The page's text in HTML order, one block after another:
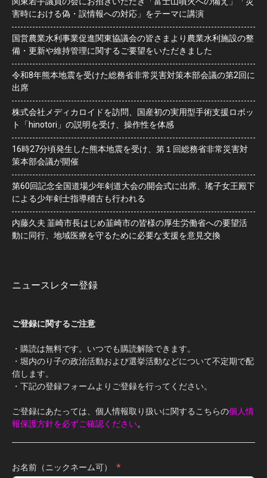
害時における偽・誤情報への対応」をテーマに講演
国営農業水利事業促進関東協議会の皆さまより農業水利施設の整
備・更新や維持管理に関するご要望をいただきました
令和8年熊本地震を受けた総務省非常災害対策本部会議の第2回に
出席
株式会社メディカロイドを訪問、国産初の実用型手術支援ロボッ
ト「hinotori」の説明を受け、操作性を体感
16時27分頃発生した熊本地震を受け、第１回総務省非常災害対
策本部会議が開催
第60回記念全国道場少年剣道大会の開会式に出席、瑤子女王殿下
による少年剣士指導稽古も行われる
内藤久夫 韮崎市長はじめ韮崎市の皆様の厚生労働省への要望活
動に同行、地域医療を守るために必要な支援を意見交換
ニュースレター登録
ご登録に関するご注意
・購読は無料です。いつでも購読解除できます。
・堀内のり子の政治活動および選挙活動などについて不定期で配
信します。
・下記の登録フォームよりご登録を行ってください。
ご登録にあたっては、個人情報取り扱いに関するこちらの個人情
報保護方針を必ずご確認ください。
お名前（ニックネーム可）